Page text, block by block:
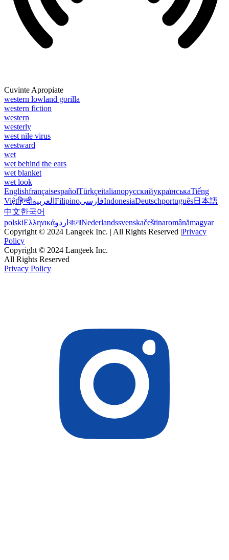
Cuvinte Apropiate
western lowland gorilla
western fiction
western
westerly
west nile virus
westward
wet
wet behind the ears
wet blanket
wet look
EnglishfrançaisespañolTürkçeitalianoрусскийукраїнськаTiếng
Việtहिन्दीالعربية FilipinoفارسیIndonesiaDeutschportuguês日本語
中文한국어
polskiΕλληνικάاردو বাংলাNederlandssvenskačeštinaromânămagyar
Copyright © 2024 Langeek Inc. | All Rights Reserved |Privacy
Policy
Copyright © 2024 Langeek Inc.
All Rights Reserved
Privacy Policy